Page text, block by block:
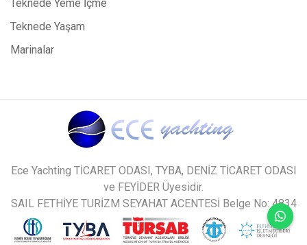
Teknede Yeme İçme
Teknede Yaşam
Marinalar
Ece Yachting TİCARET ODASI, TYBA, DENİZ TİCARET ODASI
ve FEYİDER Üyesidir.
SAIL FETHİYE TURİZM SEYAHAT ACENTESİ Belge No: 4834